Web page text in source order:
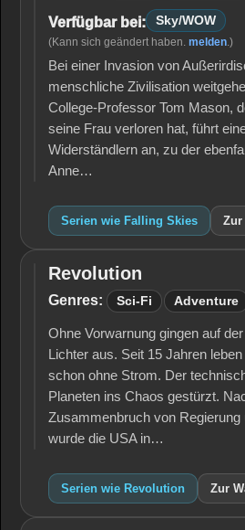
Verfügbar bei: Sky/WOW
(Kann sich geändert haben. melden.)
Bei einer Invasion von
menschliche Zivilisation
College-Professor Tom Mason,
seine Frau verloren hat, führt
Widerständlern an, zu der
Anne…
Serien wie Falling Skies Zur
Revolution
Revolution
Genres: Sci-Fi Adventure
Ohne Vorwarnung gingen auf
Lichter aus. Seit 15 Jahren
schon ohne Strom. Der
Planeten ins Chaos gestürzt.
Zusammenbruch von Regierung
wurde die USA in…
Serien wie Revolution Zur